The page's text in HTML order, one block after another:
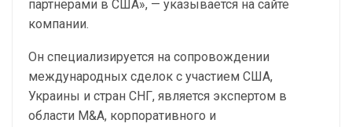
партнерами в США», — указывается на сайте
компании.
Он специализируется на сопровождении
международных сделок с участием США,
Украины и стран СНГ, является экспертом в
области M&A, корпоративного и